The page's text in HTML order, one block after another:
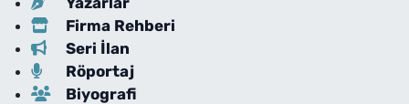
Firma Rehberi
Seri İlan
Röportaj
Biyografi